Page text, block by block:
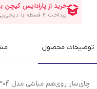
توضیحات محصول